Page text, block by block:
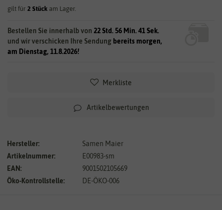
gilt für 2 Stück am Lager.
Bestellen Sie innerhalb von 22 Std. 56 Min. 41 Sek.
und wir verschicken Ihre Sendung bereits morgen,
am Dienstag, 11.8.2026!
Merkliste
Artikelbewertungen
Hersteller:
Samen Maier
Artikelnummer:
E00983-sm
EAN:
9001502105669
Öko-Kontrollstelle:
DE-ÖKO-006